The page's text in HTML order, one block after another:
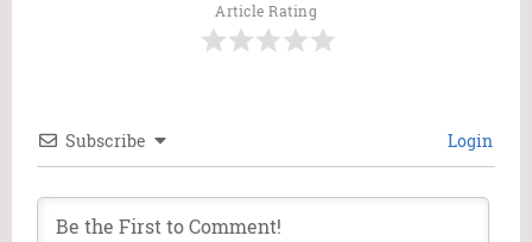
Article Rating
Subscribe Login